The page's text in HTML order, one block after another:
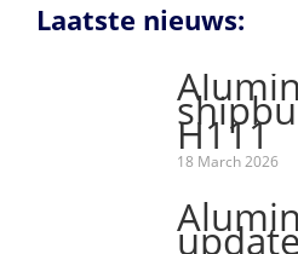
Laatste nieuws:
H111
18 March 2026
update